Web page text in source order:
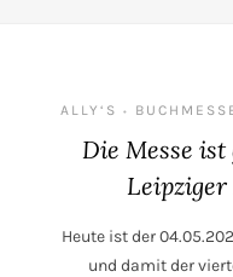
ALLY‘S •
Die Messe
Leipziger
Heute ist der
und damit der